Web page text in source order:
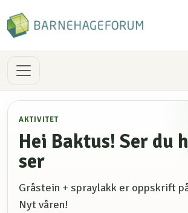
AKTIVITET
Hei Baktus! Ser du
ser
Gråstein + spraylakk er oppskrift
Nyt våren!